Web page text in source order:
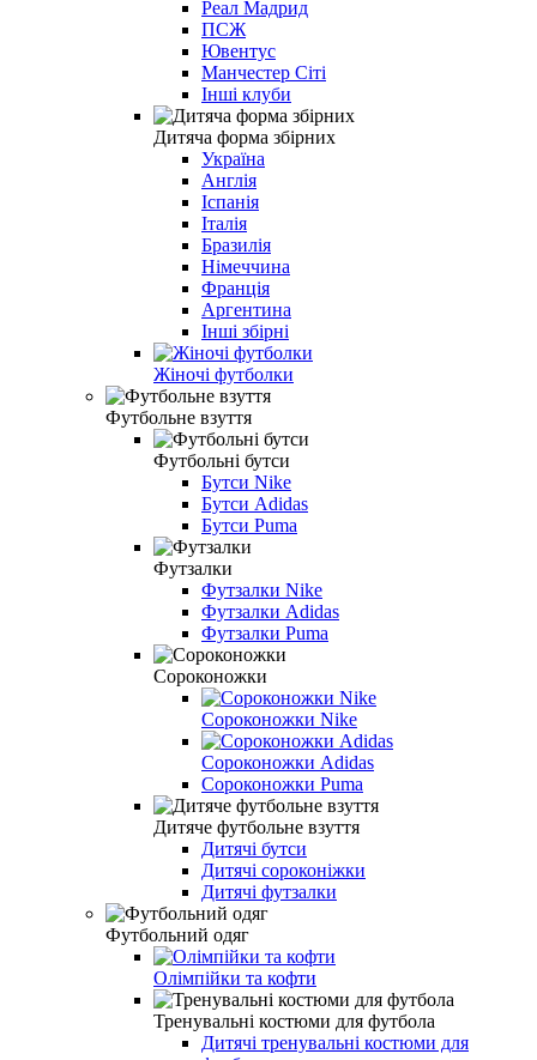
Реал Мадрид
ПСЖ
Ювентус
Манчестер Сіті
Інші клуби
Дитяча форма збірних
Україна
Англія
Іспанія
Італія
Бразилія
Німеччина
Франція
Аргентина
Інші збірні
Жіночі футболки
Футбольне взуття
Футбольні бутси
Бутси Nike
Бутси Adidas
Бутси Puma
Футзалки
Футзалки Nike
Футзалки Adidas
Футзалки Puma
Cороконожки
Сороконожки Nike
Сороконожки Adidas
Сороконожки Puma
Дитяче футбольне взуття
Дитячі бутси
Дитячі сороконіжки
Дитячі футзалки
Футбольний одяг
Олімпійки та кофти
Тренувальні костюми для футбола
Дитячі тренувальні костюми для